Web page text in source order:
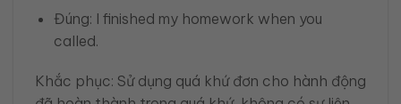
Đúng: I finished my homework when you
called.
Khắc phục: Sử dụng quá khứ đơn cho hành động